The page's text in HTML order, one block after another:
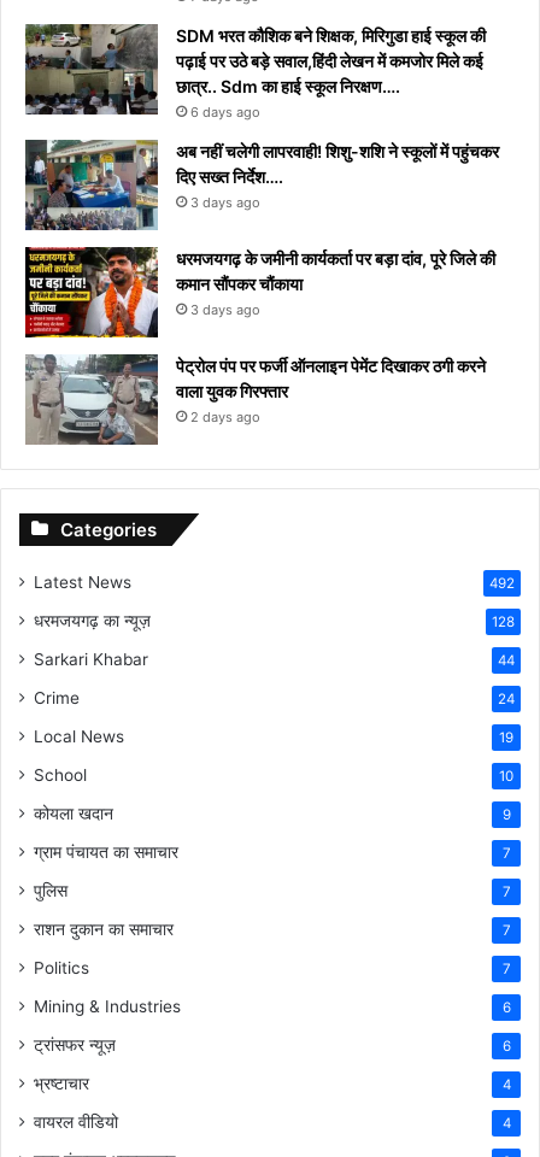
​SDM भरत कौशिक बने शिक्षक, मिरिगुडा हाई स्कूल की
पढ़ाई पर उठे बड़े सवाल,हिंदी लेखन में कमजोर मिले कई
छात्र.. Sdm का हाई स्कूल निरक्षण….
6 days ago
अब नहीं चलेगी लापरवाही! शिशु-शशि ने स्कूलों में पहुंचकर
दिए सख्त निर्देश….
3 days ago
धरमजयगढ़ के जमीनी कार्यकर्ता पर बड़ा दांव, पूरे जिले की
कमान सौंपकर चौंकाया
3 days ago
पेट्रोल पंप पर फर्जी ऑनलाइन पेमेंट दिखाकर ठगी करने
वाला युवक गिरफ्तार
2 days ago
Categories
Latest News 492
धरमजयगढ़ का न्यूज़ 128
Sarkari Khabar 44
Crime 24
Local News 19
School 10
कोयला खदान 9
ग्राम पंचायत का समाचार 7
पुलिस 7
राशन दुकान का समाचार 7
Politics 7
Mining & Industries 6
ट्रांसफर न्यूज़ 6
भ्रष्टाचार 4
वायरल वीडियो 4